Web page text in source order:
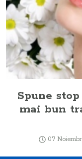
Spune
mai bun
07